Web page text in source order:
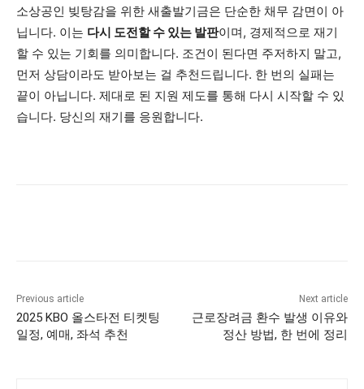
소상공인 빚탕감을 위한 새출발기금은 단순한 채무 감면이 아
닙니다. 이는 다시 도전할 수 있는 발판이며, 경제적으로 재기
할 수 있는 기회를 의미합니다. 조건이 된다면 주저하지 말고,
먼저 상담이라도 받아보는 걸 추천드립니다. 한 번의 실패는
끝이 아닙니다. 제대로 된 지원 제도를 통해 다시 시작할 수 있
습니다. 당신의 재기를 응원합니다.
Previous article
2025 KBO 올스타전 티켓팅
일정, 예매, 좌석 추천
Next article
근로장려금 환수 발생 이유와
정산 방법, 한 번에 정리